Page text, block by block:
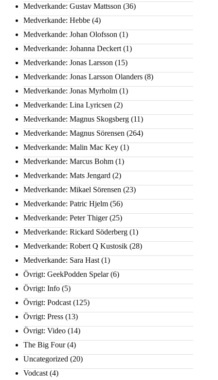
Medverkande: Gustav Mattsson (36)
Medverkande: Hebbe (4)
Medverkande: Johan Olofsson (1)
Medverkande: Johanna Deckert (1)
Medverkande: Jonas Larsson (15)
Medverkande: Jonas Larsson Olanders (8)
Medverkande: Jonas Myrholm (1)
Medverkande: Lina Lyricsen (2)
Medverkande: Magnus Skogsberg (11)
Medverkande: Magnus Sörensen (264)
Medverkande: Malin Mac Key (1)
Medverkande: Marcus Bohm (1)
Medverkande: Mats Jengard (2)
Medverkande: Mikael Sörensen (23)
Medverkande: Patric Hjelm (56)
Medverkande: Peter Thiger(25)
Medverkande: Rickard Söderberg (1)
Medverkande: Robert Q Kustosik (28)
Medverkande: Sara Hast (1)
Övrigt: GeekPodden Spelar(6)
Övrigt: Info (5)
Övrigt: Podcast (125)
Övrigt: Press (13)
Övrigt: Video (14)
The Big Four(4)
Uncategorized (20)
Vodcast (4)